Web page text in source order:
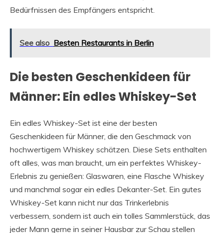
Bedürfnissen des Empfängers entspricht.
See also Besten Restaurants in Berlin
Die besten Geschenkideen für
Männer: Ein edles Whiskey-Set
Ein edles Whiskey-Set ist eine der besten
Geschenkideen für Männer, die den Geschmack von
hochwertigem Whiskey schätzen. Diese Sets enthalten
oft alles, was man braucht, um ein perfektes Whiskey-
Erlebnis zu genießen: Glaswaren, eine Flasche Whiskey
und manchmal sogar ein edles Dekanter-Set. Ein gutes
Whiskey-Set kann nicht nur das Trinkerlebnis
verbessern, sondern ist auch ein tolles Sammlerstück, das
jeder Mann gerne in seiner Hausbar zur Schau stellen